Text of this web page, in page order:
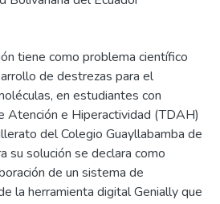
tiene como problema científico
de destrezas para el
en estudiantes con
Atención e Hiperactividad (TDAH)
del Colegio Guayllabamba de
su solución se declara como
de un sistema de
la herramienta digital Genially que